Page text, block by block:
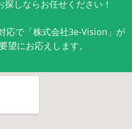
しならお任せください！
応で「株式会社3e-Vision」が
望にお応えします。